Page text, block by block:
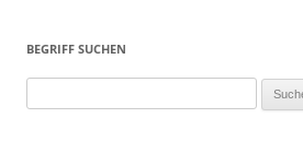
BEGRIFF SUCHEN